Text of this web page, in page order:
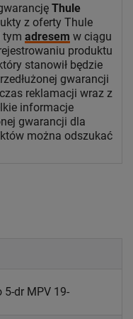
Thule
z oferty Thule
tym adresem w ciągu
produktu
stanowił będzie
gwarancji
reklamacji wraz z
informacje
gwarancji dla
można odszukać
5-dr MPV 19-